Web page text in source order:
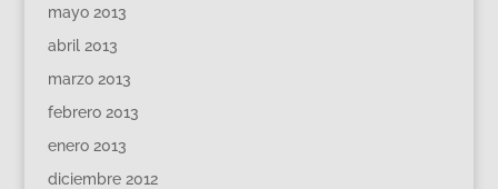
mayo 2013
abril 2013
marzo 2013
febrero 2013
enero 2013
diciembre 2012